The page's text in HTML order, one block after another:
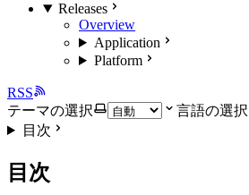
Releases
Overview
Application
Platform
RSS
テーマの選択
言語の選択
目次
目次